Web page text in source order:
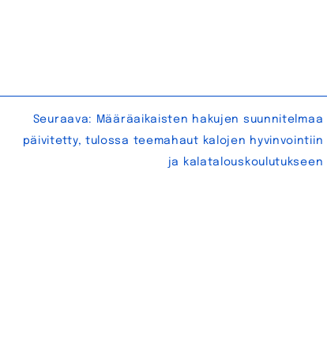
Seuraava:
Määräaikaisten hakujen suunnitelmaa
päivitetty, tulossa teemahaut kalojen hyvinvointiin
ja kalatalouskoulutukseen